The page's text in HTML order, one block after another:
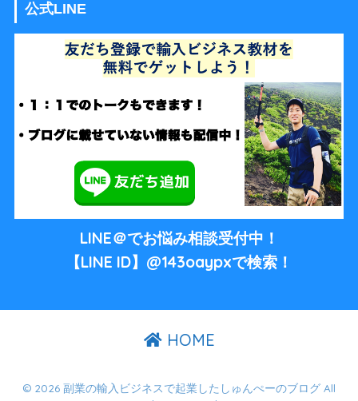
公式LINE
LINE＠でお悩み相談受付中！
【LINE ID】@143oaypxで検索！
HOME
© 2026 副業の輸入ビジネスで起業したしゅんぺーのブログ All